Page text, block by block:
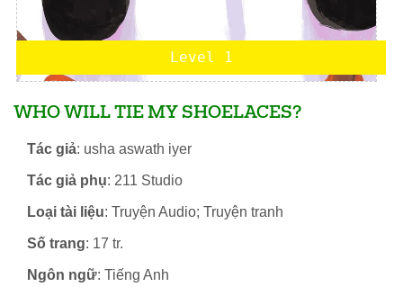
Level 1
WHO WILL TIE MY SHOELACES?
Tác giả: usha aswath iyer
Tác giả phụ: 211 Studio
Loại tài liệu: Truyện Audio; Truyện tranh
Số trang: 17 tr.
Ngôn ngữ: Tiếng Anh